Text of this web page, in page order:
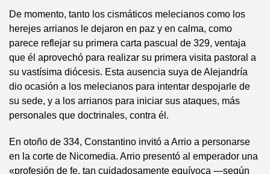
De momento, tanto los cismáticos melecianos como los
herejes arrianos le dejaron en paz y en calma, como
parece reflejar su primera carta pascual de 329, ventaja
que él aprovechó para realizar su primera visita pastoral a
su vastísima diócesis. Esta ausencia suya de Alejandría
dio ocasión a los melecianos para intentar despojarle de
su sede, y a los arrianos para iniciar sus ataques, más
personales que doctrinales, contra él.
En otoño de 334, Constantino invitó a Arrio a personarse
en la corte de Nicomedia. Arrio presentó al emperador una
«profesión de fe. tan cuidadosamente equívoca —según